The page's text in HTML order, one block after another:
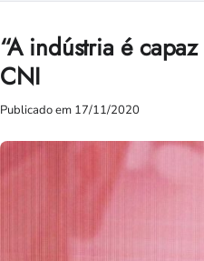
“A indústria é
CNI
Publicado em 17/11/2020